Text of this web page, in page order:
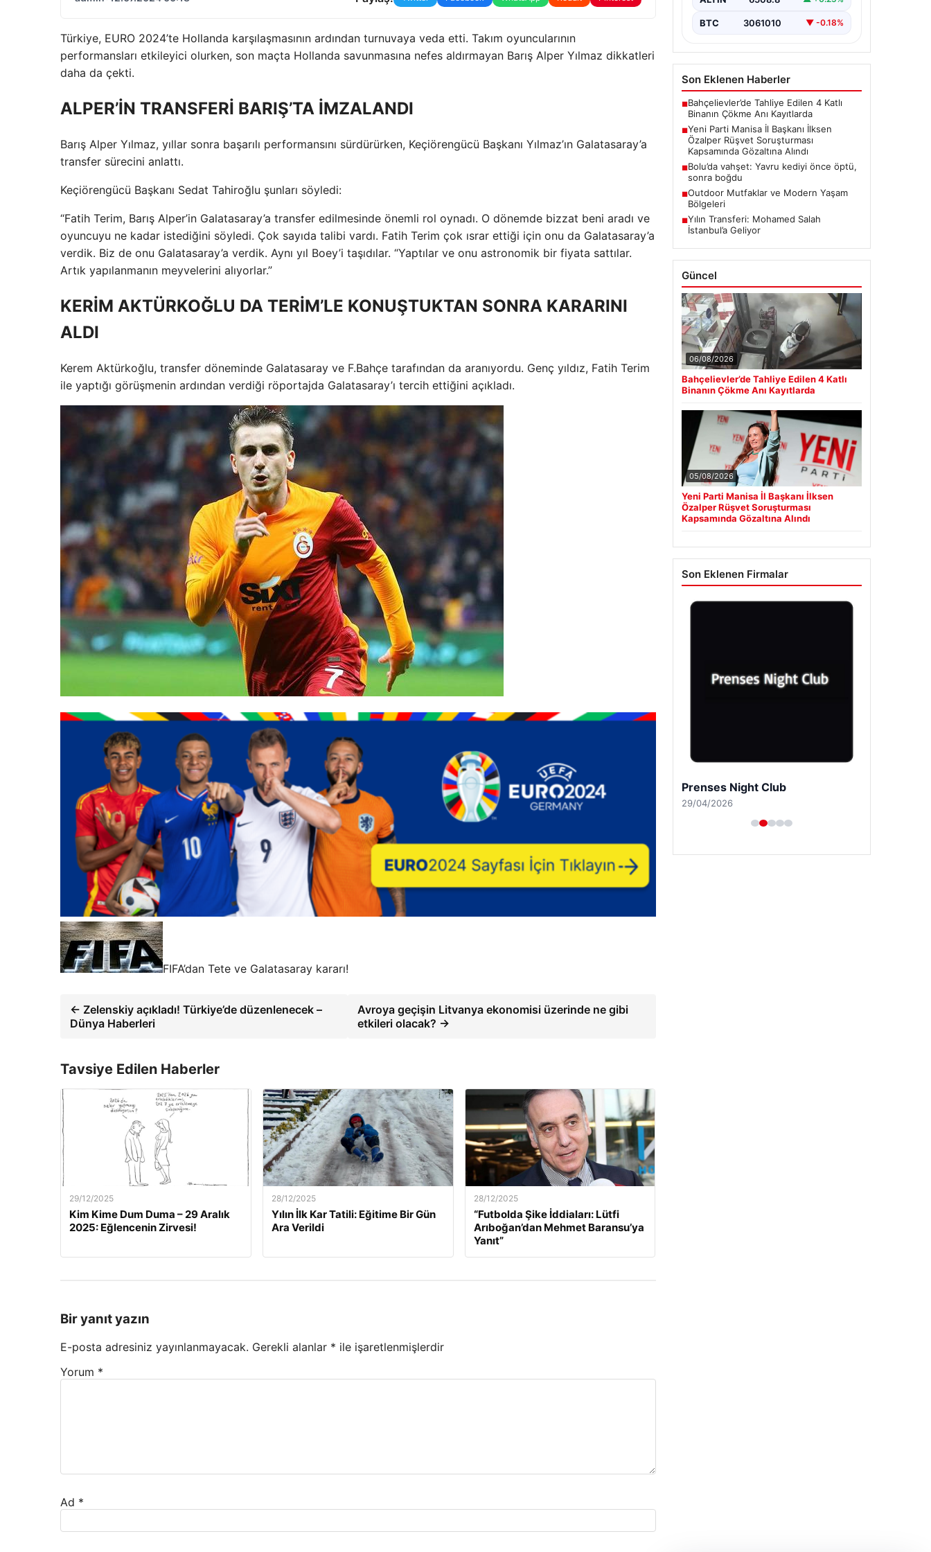
Türkiye, EURO 2024’te Hollanda karşılaşmasının ardından turnuvaya veda etti. Takım oyuncularının
performansları etkileyici olurken, son maçta Hollanda savunmasına nefes aldırmayan Barış Alper Yılmaz dikkatleri
daha da çekti.
ALPER’İN TRANSFERİ BARIŞ’TA İMZALANDI
Barış Alper Yılmaz, yıllar sonra başarılı performansını sürdürürken, Keçiörengücü Başkanı Yılmaz’ın Galatasaray’a
transfer sürecini anlattı.
Keçiörengücü Başkanı Sedat Tahiroğlu şunları söyledi:
“Fatih Terim, Barış Alper’in Galatasaray’a transfer edilmesinde önemli rol oynadı. O dönemde bizzat beni aradı ve
oyuncuyu ne kadar istediğini söyledi. Çok sayıda talibi vardı. Fatih Terim çok ısrar ettiği için onu da Galatasaray’a
verdik. Biz de onu Galatasaray’a verdik. Aynı yıl Boey’i taşıdılar. “Yaptılar ve onu astronomik bir fiyata sattılar.
Artık yapılanmanın meyvelerini alıyorlar.”
KERİM AKTÜRKOĞLU DA TERİM’LE KONUŞTUKTAN SONRA KARARINI
ALDI
Kerem Aktürkoğlu, transfer döneminde Galatasaray ve F.Bahçe tarafından da aranıyordu. Genç yıldız, Fatih Terim
ile yaptığı görüşmenin ardından verdiği röportajda Galatasaray’ı tercih ettiğini açıkladı.
FIFA’dan Tete ve Galatasaray kararı!
← Zelenskiy açıkladı! Türkiye’de düzenlenecek –
Dünya Haberleri
Avroya geçişin Litvanya ekonomisi üzerinde ne gibi
etkileri olacak? →
Tavsiye Edilen Haberler
29/12/2025
Kim Kime Dum Duma – 29 Aralık
2025: Eğlencenin Zirvesi!
28/12/2025
Yılın İlk Kar Tatili: Eğitime Bir Gün
Ara Verildi
28/12/2025
“Futbolda Şike İddiaları: Lütfi
Arıboğan’dan Mehmet Baransu’ya
Yanıt”
Bir yanıt yazın
E-posta adresiniz yayınlanmayacak. Gerekli alanlar * ile işaretlenmişlerdir
Yorum *
Ad *
Parti Manisa…
BTC 3061010 ▼ -0.18%
Son Eklenen Haberler
■Bahçelievler’de Tahliye Edilen 4 Katlı
Binanın Çökme Anı Kayıtlarda
■Yeni Parti Manisa İl Başkanı İlksen
Özalper Rüşvet Soruşturması
Kapsamında Gözaltına Alındı
■Bolu’da vahşet: Yavru kediyi önce öptü,
sonra boğdu
■Outdoor Mutfaklar ve Modern Yaşam
Bölgeleri
■Yılın Transferi: Mohamed Salah
İstanbul’a Geliyor
Güncel
06/08/2026
Bahçelievler’de Tahliye Edilen 4 Katlı
Binanın Çökme Anı Kayıtlarda
05/08/2026
Yeni Parti Manisa İl Başkanı İlksen
Özalper Rüşvet Soruşturması
Kapsamında Gözaltına Alındı
Son Eklenen Firmalar
Prenses Night Club
29/04/2026